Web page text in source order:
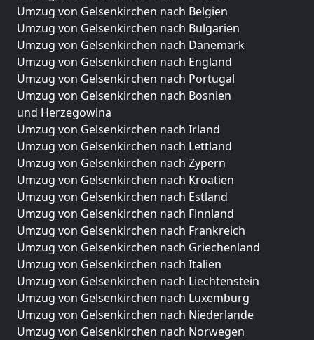
Umzug von Gelsenkirchen nach Belgien
Umzug von Gelsenkirchen nach Bulgarien
Umzug von Gelsenkirchen nach Dänemark
Umzug von Gelsenkirchen nach England
Umzug von Gelsenkirchen nach Portugal
Umzug von Gelsenkirchen nach Bosnien
und Herzegowina
Umzug von Gelsenkirchen nach Irland
Umzug von Gelsenkirchen nach Lettland
Umzug von Gelsenkirchen nach Zypern
Umzug von Gelsenkirchen nach Kroatien
Umzug von Gelsenkirchen nach Estland
Umzug von Gelsenkirchen nach Finnland
Umzug von Gelsenkirchen nach Frankreich
Umzug von Gelsenkirchen nach Griechenland
Umzug von Gelsenkirchen nach Italien
Umzug von Gelsenkirchen nach Liechtenstein
Umzug von Gelsenkirchen nach Luxemburg
Umzug von Gelsenkirchen nach Niederlande
Umzug von Gelsenkirchen nach Norwegen